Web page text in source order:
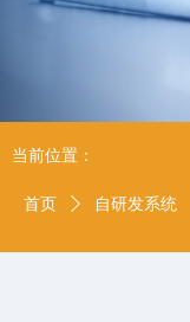
当前位置：
首页 ꄲ 自研发系统